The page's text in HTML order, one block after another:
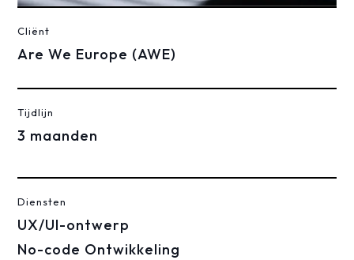
Cliënt
Are We Europe (AWE)
Tijdlijn
3 maanden
Diensten
UX/UI-ontwerp
No-code Ontwikkeling